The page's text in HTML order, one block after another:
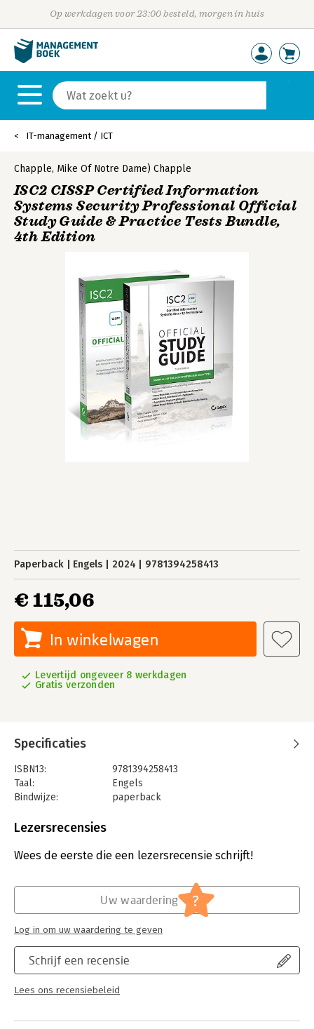
Op werkdagen voor 23:00 besteld, morgen in huis
IT-management / ICT
Chapple, Mike Of Notre Dame) Chapple
ISC2 CISSP Certified Information
Systems Security Professional Official
Study Guide & Practice Tests Bundle,
4th Edition
Paperback Engels 2024 9781394258413
€ 115,06
In winkelwagen
Levertijd ongeveer 8 werkdagen
Gratis verzonden
Specificaties
ISBN13:
9781394258413
Taal:
Engels
Bindwijze:
paperback
Verschijningsdatum:
Hoofdrubriek: IT-management / ICT
Lezersrecensies
Wees de eerste die een lezersrecensie schrijft!
Schrijf een recensie
Lees ons recensiebeleid
Uw waardering ?
Log in om uw waardering te geven